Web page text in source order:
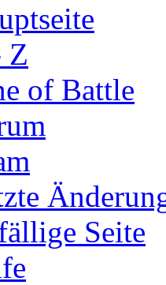
Z
of Battle
Seite